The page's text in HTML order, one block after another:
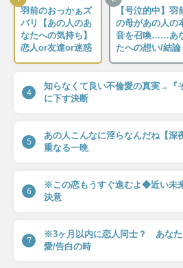
羽前のおっかぁズ
バリ【あの人のあ
なたへの気持ち】
恋人or友達or迷惑
【号泣的中】羽
の母があの人の
音を召喚……あ
たへの想い/結論
4
知らなくて良い不倫愛の真実→『
に下す決断
5
あの人こんなに淫らなんだね【深
重なる一晩
6
※この恋もうすぐ進むよ◆近い未
決意
7
※3ヶ月以内に恋人同士？ あな
愛/告白の時